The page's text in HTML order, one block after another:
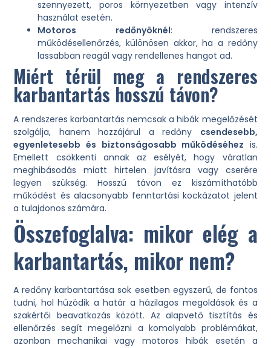
szennyezett, poros környezetben vagy intenzív
használat esetén.
Motoros redőnyöknél: rendszeres
működésellenőrzés, különösen akkor, ha a redőny
lassabban reagál vagy rendellenes hangot ad.
Miért térül meg a rendszeres
karbantartás hosszú távon?
A rendszeres karbantartás nemcsak a hibák megelőzését
szolgálja, hanem hozzájárul a redőny csendesebb,
egyenletesebb és biztonságosabb működéséhez is.
Emellett csökkenti annak az esélyét, hogy váratlan
meghibásodás miatt hirtelen javításra vagy cserére
legyen szükség. Hosszú távon ez kiszámíthatóbb
működést és alacsonyabb fenntartási kockázatot jelent
a tulajdonos számára.
Összefoglalva: mikor elég a
karbantartás, mikor nem?
A redőny karbantartása sok esetben egyszerű, de fontos
tudni, hol húzódik a határ a házilagos megoldások és a
szakértői beavatkozás között. Az alapvető tisztítás és
ellenőrzés segít megelőzni a komolyabb problémákat,
azonban mechanikai vagy motoros hibák esetén a